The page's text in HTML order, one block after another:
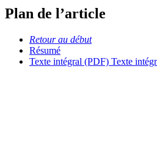
Plan de l’article
Retour au début
Résumé
Texte intégral (PDF) Texte